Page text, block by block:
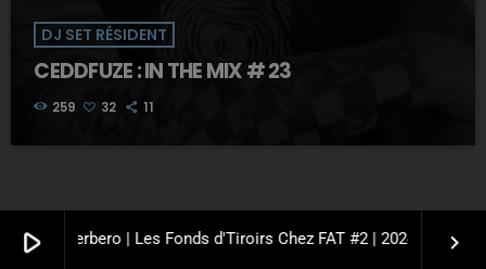
play_arrowCherbero | Les Fonds d'Tiroirs Chez FAT #2 | 2024 | Label :
keyboard_arrow_right
DJ SET RÉSIDENT
CEDDFUZE : IN THE MIX # 23
259 32 11